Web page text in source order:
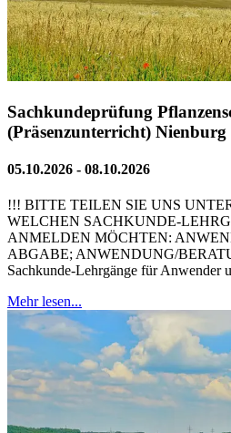
Sachkundeprüfung
(Präsenzunterricht) Nienburg
05.10.2026 - 08.10.2026
!!! BITTE TEILEN SIE UNS
WELCHEN SACHKUNDE-
ANMELDEN MÖCHTEN:
ABGABE; ANWENDUNG/
Sachkunde-Lehrgänge für Anwender
Mehr lesen...